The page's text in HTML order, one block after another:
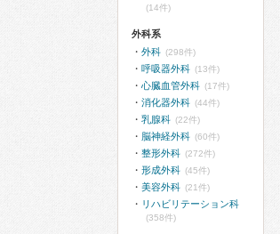
(14件)
外科系
外科 (298件)
呼吸器外科 (13件)
心臓血管外科 (17件)
消化器外科 (44件)
乳腺科 (22件)
脳神経外科 (60件)
整形外科 (272件)
形成外科 (45件)
美容外科 (21件)
リハビリテーション科
(358件)